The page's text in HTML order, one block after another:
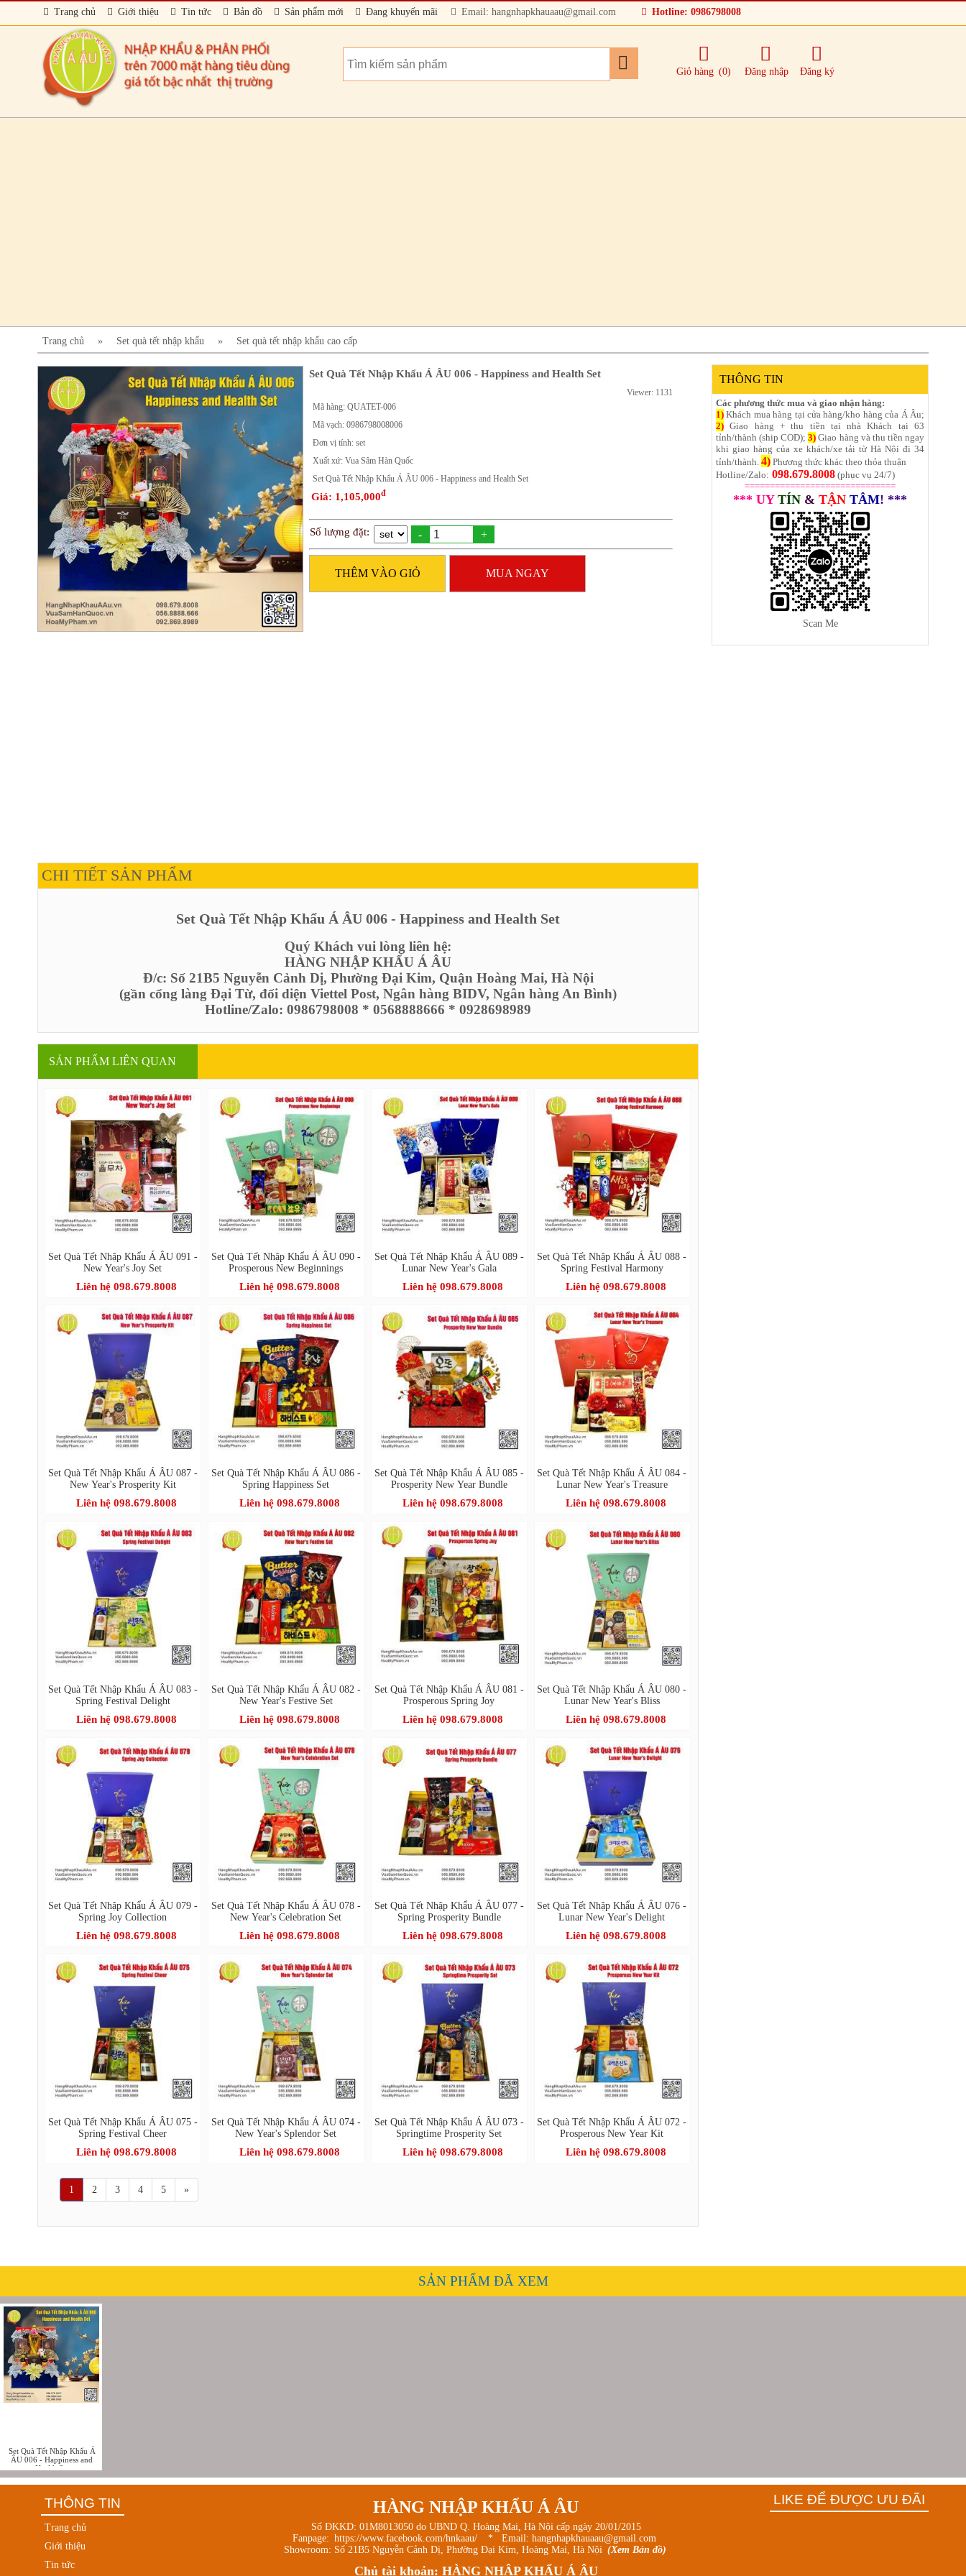
Trang chủ Giới thiệu Tin tức Bản đồ Sản phẩm mới Đang khuyến mãi Email: hangnhapkhauaau@gmail.com Hotline: 0986798008
Giỏ hàng (0) Đăng nhập Đăng ký
Trang chủ » Set quà tết nhập khẩu » Set quà tết nhập khẩu cao cấp
Set Quà Tết Nhập Khẩu Á ÂU 006 - Happiness and Health Set
Viewer: 1131
Mã hàng: QUATET-006
Mã vạch: 0986798008006
Đơn vị tính: set
Xuất xứ: Vua Sâm Hàn Quốc
Set Quà Tết Nhập Khẩu Á ÂU 006 - Happiness and Health Set
Giá: 1,105,000đ
Số lượng đặt: - +
THÊM VÀO GIỎ MUA NGAY
CHI TIẾT SẢN PHẨM
Set Quà Tết Nhập Khẩu Á ÂU 006 - Happiness and Health Set
Quý Khách vui lòng liên hệ:
HÀNG NHẬP KHẨU Á ÂU
Đ/c: Số 21B5 Nguyễn Cảnh Dị, Phường Đại Kim, Quận Hoàng Mai, Hà Nội
(gần cổng làng Đại Từ, đối diện Viettel Post, Ngân hàng BIDV, Ngân hàng An Bình)
Hotline/Zalo: 0986798008 * 0568888666 * 0928698989
SẢN PHẨM LIÊN QUAN
Set Quà Tết Nhập Khẩu Á ÂU 091 -
New Year's Joy Set
Liên hệ 098.679.8008
Set Quà Tết Nhập Khẩu Á ÂU 090 -
Prosperous New Beginnings
Liên hệ 098.679.8008
Set Quà Tết Nhập Khẩu Á ÂU 089 -
Lunar New Year's Gala
Liên hệ 098.679.8008
Set Quà Tết Nhập Khẩu Á ÂU 088 -
Spring Festival Harmony
Liên hệ 098.679.8008
Set Quà Tết Nhập Khẩu Á ÂU 087 -
New Year's Prosperity Kit
Liên hệ 098.679.8008
Set Quà Tết Nhập Khẩu Á ÂU 086 -
Spring Happiness Set
Liên hệ 098.679.8008
Set Quà Tết Nhập Khẩu Á ÂU 085 -
Prosperity New Year Bundle
Liên hệ 098.679.8008
Set Quà Tết Nhập Khẩu Á ÂU 084 -
Lunar New Year's Treasure
Liên hệ 098.679.8008
Set Quà Tết Nhập Khẩu Á ÂU 083 -
Spring Festival Delight
Liên hệ 098.679.8008
Set Quà Tết Nhập Khẩu Á ÂU 082 -
New Year's Festive Set
Liên hệ 098.679.8008
Set Quà Tết Nhập Khẩu Á ÂU 081 -
Prosperous Spring Joy
Liên hệ 098.679.8008
Set Quà Tết Nhập Khẩu Á ÂU 080 -
Lunar New Year's Bliss
Liên hệ 098.679.8008
Set Quà Tết Nhập Khẩu Á ÂU 079 -
Spring Joy Collection
Liên hệ 098.679.8008
Set Quà Tết Nhập Khẩu Á ÂU 078 -
New Year's Celebration Set
Liên hệ 098.679.8008
Set Quà Tết Nhập Khẩu Á ÂU 077 -
Spring Prosperity Bundle
Liên hệ 098.679.8008
Set Quà Tết Nhập Khẩu Á ÂU 076 -
Lunar New Year's Delight
Liên hệ 098.679.8008
Set Quà Tết Nhập Khẩu Á ÂU 075 -
Spring Festival Cheer
Liên hệ 098.679.8008
Set Quà Tết Nhập Khẩu Á ÂU 074 -
New Year's Splendor Set
Liên hệ 098.679.8008
Set Quà Tết Nhập Khẩu Á ÂU 073 -
Springtime Prosperity Set
Liên hệ 098.679.8008
Set Quà Tết Nhập Khẩu Á ÂU 072 -
Prosperous New Year Kit
Liên hệ 098.679.8008
1 2 3 4 5 »
THÔNG TIN
Các phương thức mua và giao nhận hàng:
1) Khách mua hàng tại cửa hàng/kho hàng của Á Âu;
2) Giao hàng + thu tiền tại nhà Khách tại 63
tỉnh/thành (ship COD);3) Giao hàng và thu tiền ngay
khi giao hàng của xe khách/xe tải từ Hà Nội đi 34
tỉnh/thành. 4) Phương thức khác theo thỏa thuận
Hotline/Zalo: 098.679.8008 (phục vụ 24/7)
==============================
*** UY TÍN & TẬN TÂM! ***
Scan Me
SẢN PHẨM ĐÃ XEM
Set Quà Tết Nhập Khẩu Á
ÂU 006 - Happiness and
Health Set
THÔNG TIN
Trang chủ
Giới thiệu
Tin tức
HÀNG NHẬP KHẨU Á ÂU
Số ĐKKD: 01M8013050 do UBND Q. Hoàng Mai, Hà Nội cấp ngày 20/01/2015
Fanpage: https://www.facebook.com/hnkaau/
* Email: hangnhapkhauaau@gmail.com
Showroom: Số 21B5 Nguyễn Cảnh Dị, Phường Đại Kim, Hoàng Mai, Hà Nội (Xem Bản đồ)
Chủ tài khoản: HÀNG NHẬP KHẨU Á ÂU
LIKE ĐỂ ĐƯỢC ƯU ĐÃI